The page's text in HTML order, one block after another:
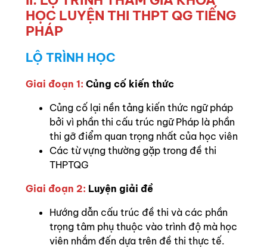
HỌC LUYỆN THI THPT QG TIẾNG
PHÁP
LỘ TRÌNH HỌC
Giai đoạn 1: Củng cố kiến thức
Củng cố lại nền tảng kiến thức ngữ pháp
bởi vì phần thi cấu trúc ngữ Pháp là phần
thi gỡ điểm quan trọng nhất của học viên
Các từ vựng thường gặp trong đề thi
THPTQG
Giai đoạn 2: Luyện giải đề
Hướng dẫn cấu trúc đề thi và các phần
trọng tâm phụ thuộc vào trình độ mà học
viên nhắm đến dựa trên đề thi thực tế.